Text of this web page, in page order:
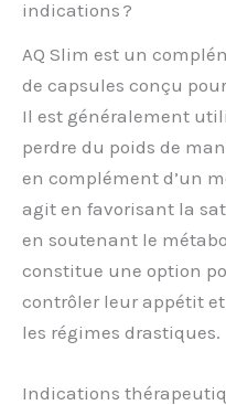
indications ?
AQ Slim est un
de capsules conçu
Il est généralement
perdre du poids de
en complément d’un
agit en favorisant la
en soutenant le
constitue une option
contrôler leur appétit
les régimes drastiques.
Indications